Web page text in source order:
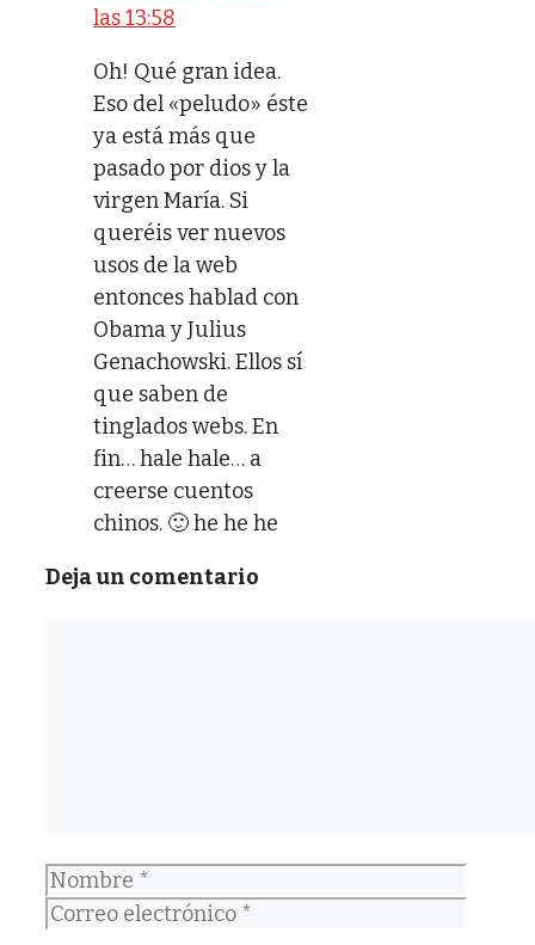
las 13:58
Oh! Qué gran idea.
Eso del «peludo» éste
ya está más que
pasado por dios y la
virgen María. Si
queréis ver nuevos
usos de la web
entonces hablad con
Obama y Julius
Genachowski. Ellos sí
que saben de
tinglados webs. En
fin… hale hale… a
creerse cuentos
chinos. 🙂 he he he
Deja un comentario
Nombre
Correo